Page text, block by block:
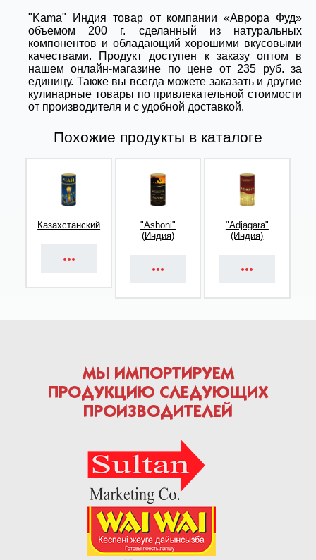
"Kama" Индия товар от компании «Аврора Фуд»
объемом 200 г. сделанный из натуральных
компонентов и обладающий хорошими вкусовыми
качествами. Продукт доступен к заказу оптом в
нашем онлайн-магазине по цене от 235 руб. за
единицу. Также вы всегда можете заказать и другие
кулинарные товары по привлекательной стоимости
от производителя и с удобной доставкой.
Похожие продукты в каталоге
Казахстанский
"Ashoni"
(Индия)
"Adjagara"
(Индия)
МЫ ИМПОРТИРУЕМ
ПРОДУКЦИЮ СЛЕДУЮЩИХ
ПРОИЗВОДИТЕЛЕЙ